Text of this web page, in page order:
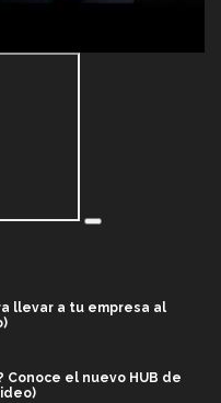
llevar a tu empresa al
Conoce el nuevo HUB de